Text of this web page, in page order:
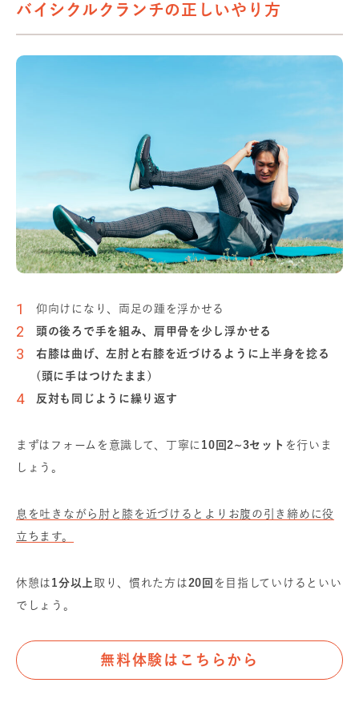
バイシクルクランチの正しいやり方
仰向けになり、両足の踵を浮かせる
頭の後ろで手を組み、肩甲骨を少し浮かせる
右膝は曲げ、左肘と右膝を近づけるように上半身を捻る
(頭に手はつけたまま)
反対も同じように繰り返す
まずはフォームを意識して、丁寧に 10回2~3セット を行いま
しょう。
息を吐きながら肘と膝を近づけると よりお腹の引き締めに役
立ちます。
休憩は 1分以上 取り、慣れた方は20回 を目指していけるといい
でしょう。
無料体験はこちらから